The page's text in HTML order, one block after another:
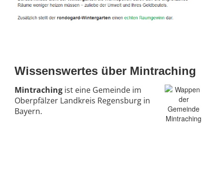
Wissenswertes über Mintraching
Mintraching ist eine Gemeinde im
Oberpfälzer Landkreis Regensburg in
Bayern.